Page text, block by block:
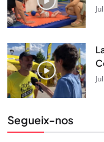
Segueix-nos